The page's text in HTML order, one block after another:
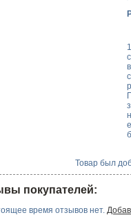
Товар был
покупателей:
время отзывов нет.